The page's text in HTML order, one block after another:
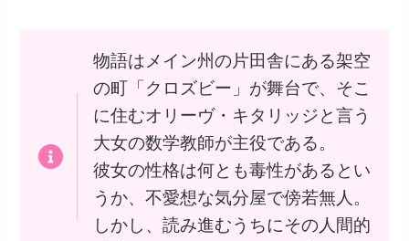
物語はメイン州の片田舎にある架空
の町「クロズビー」が舞台で、そこ
に住むオリーヴ・キタリッジと言う
大女の数学教師が主役である。
彼女の性格は何とも毒性があるとい
うか、不愛想な気分屋で傍若無人。
しかし、読み進むうちにその人間的